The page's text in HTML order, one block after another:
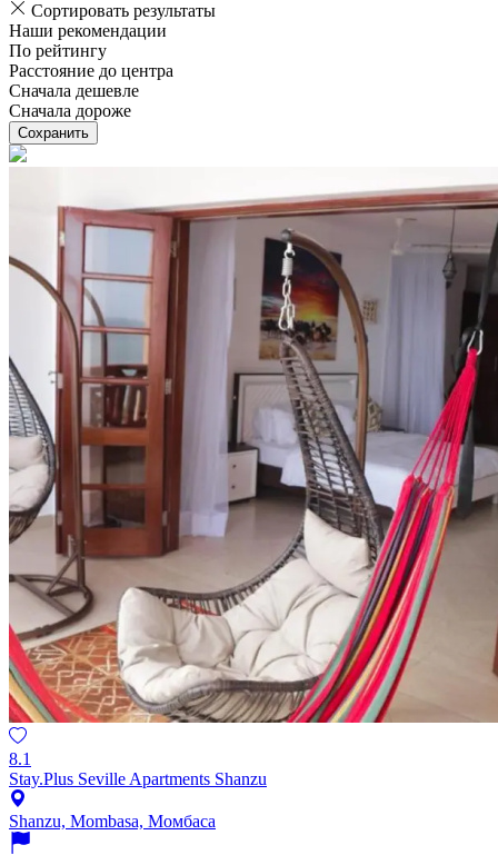
Сортировать результаты
Наши рекомендации
По рейтингу
Расстояние до центра
Сначала дешевле
Сначала дороже
Сохранить
8.1
Stay.Plus Seville Apartments Shanzu
Shanzu, Mombasa, Момбаса